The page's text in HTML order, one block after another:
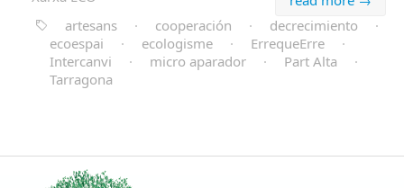
artesans
· cooperación · decrecimiento
·
ecoespai
· ecologisme · ErrequeErre
·
Intercanvi
· micro aparador · Part Alta
·
Tarragona